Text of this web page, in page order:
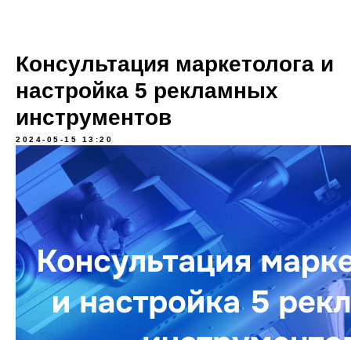
Консультация маркетолога и
настройка 5 рекламных
инструментов
2024-05-15 13:20